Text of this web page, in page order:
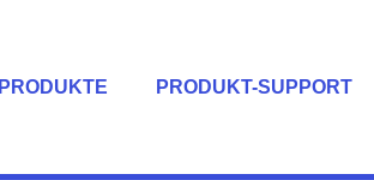
PRODUKTE PRODUKT-SUPPORT